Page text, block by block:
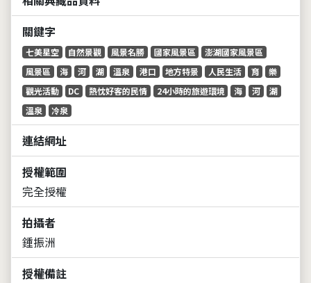
關鍵字
七美星空 自然景觀 風景名勝 國家風景區
澎湖國家風景區
風景區
海 河 湖 溫泉 港口 地方特景 人民生活 育
樂
觀光活動
DC 熱忱好客的民情 24小時的旅遊環境 海 河
湖
溫泉
冷泉
連結網址
授權範圍
完全授權
拍攝者
鍾振洲
授權備註